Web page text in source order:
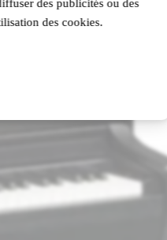
des publicités ou des
des cookies.